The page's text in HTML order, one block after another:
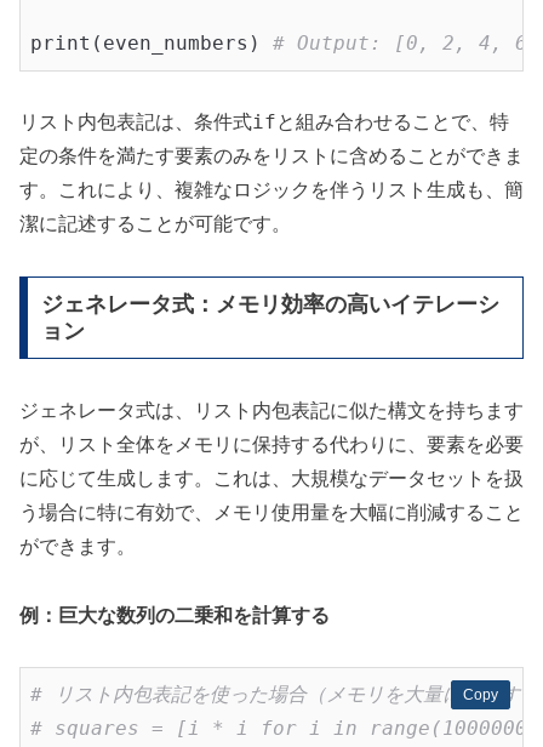
print(even_numbers) # Output: [0, 2, 4,
リスト内包表記は、条件式ifと組み合わせることで、特
定の条件を満たす要素のみをリストに含めることができま
す。これにより、複雑なロジックを伴うリスト生成も、簡
潔に記述することが可能です。
ジェネレータ式：メモリ効率の高いイテレーシ
ョン
ジェネレータ式は、リスト内包表記に似た構文を持ちます
が、リスト全体をメモリに保持する代わりに、要素を必要
に応じて生成します。これは、大規模なデータセットを扱
う場合に特に有効で、メモリ使用量を大幅に削減すること
ができます。
例：巨大な数列の二乗和を計算する
Copy
Copy
# リスト内包表記を使った場合（メモリを大量に消費す
# squares = [i * i for i in